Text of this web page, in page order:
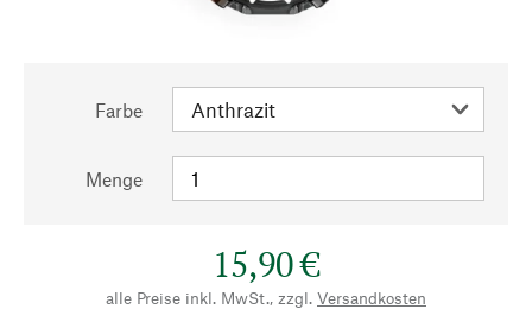
Farbe
Menge
15,90 €
alle Preise inkl. MwSt., zzgl. Versandkosten